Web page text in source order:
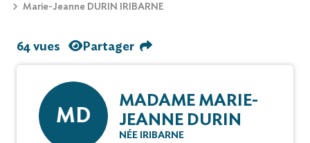
Marie-Jeanne DURIN IRIBARNE
64 vues Partager
MD
MADAME MARIE-
JEANNE DURIN
NÉE IRIBARNE